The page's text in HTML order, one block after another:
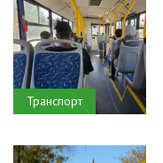
Транспорт